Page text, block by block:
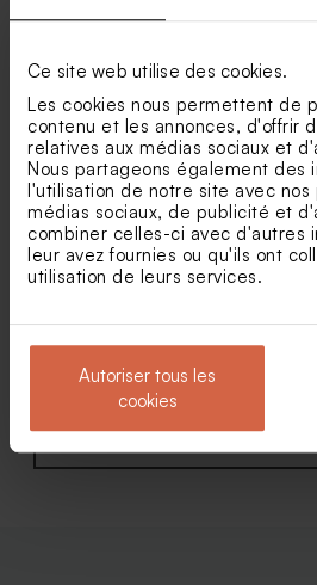
Ce site web utilise des cookies.
Les cookies nous permettent de
contenu et les annonces, d'offrir
relatives aux médias sociaux et
Nous partageons également des
l'utilisation de notre site avec
médias sociaux, de publicité et
combiner celles-ci avec d'autres
leur avez fournies ou qu'ils ont
utilisation de leurs services.
Autoriser tous les
cookies
transparent rond mariage
verre
passeport voyage vers
l'amour
Grand
Voir toute la collection